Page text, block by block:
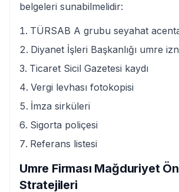
belgeleri sunabilmelidir:
TÜRSAB A grubu seyahat
Diyanet İşleri Başkanlığı umre
Ticaret Sicil Gazetesi kaydı
Vergi levhası fotokopisi
İmza sirküleri
Sigorta poliçesi
Referans listesi
Umre Firması Mağduriyet
Stratejileri